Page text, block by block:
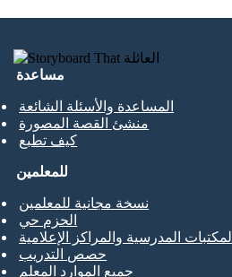
مساعدة
المساعدة والأسئلة الشائعة
منشئ القصة المصورة
كيف تطبع
للمعلمين
نسخة مجانية للمعلمين
الحزم حي
المكتبات المدرسية والمراكز الإعلامية
حصص التدريب
جميع الموارد المعلم